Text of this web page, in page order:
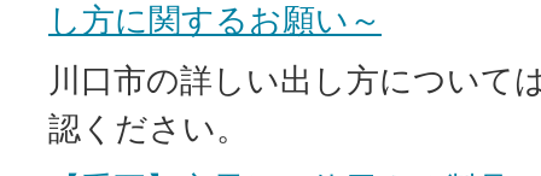
し方に関するお願い～
川口市の詳しい出し方について
認ください。